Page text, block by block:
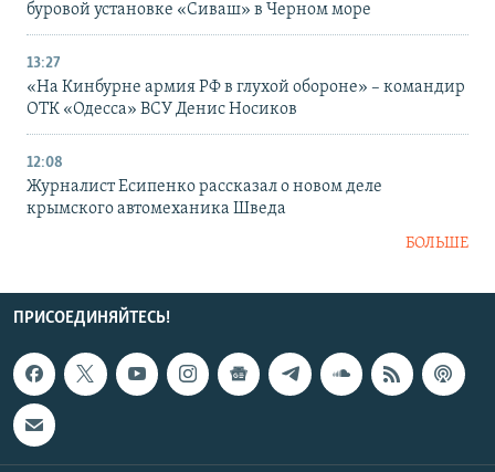
буровой установке «Сиваш» в Черном море
13:27
«На Кинбурне армия РФ в глухой обороне» – командир
ОТК «Одесса» ВСУ Денис Носиков
12:08
Журналист Есипенко рассказал о новом деле
крымского автомеханика Шведа
БОЛЬШЕ
ПРИСОЕДИНЯЙТЕСЬ!